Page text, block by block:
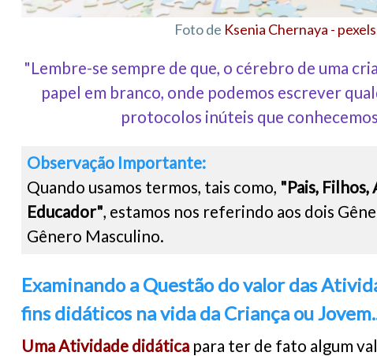
Foto de Ksenia Chernaya -
"Lembre-se sempre de que, o cérebro de uma
papel em branco, onde podemos escrever
protocolos inúteis que
Observação Importante:
Quando usamos termos, tais como, "Pais,
Educador", estamos nos referindo aos dois
Gênero Masculino.
Examinando a Questão do valor das
fins didáticos na vida da Criança ou
Uma Atividade didática para ter de fato algum